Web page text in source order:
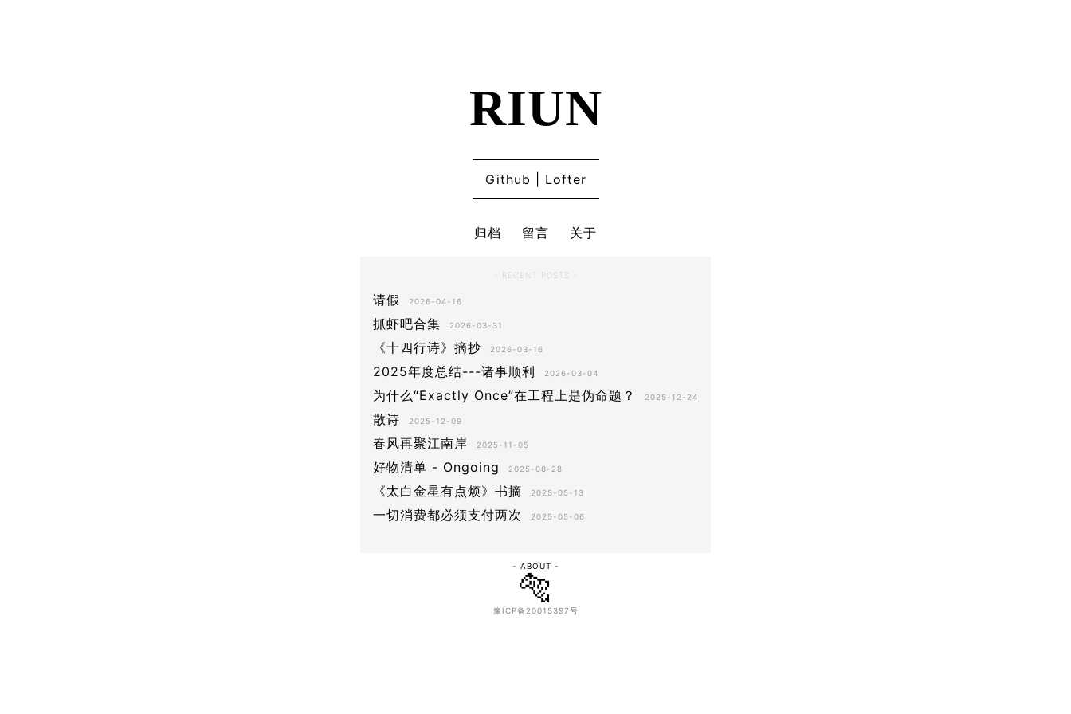
RIUN
Github Lofter
归档 留言 关于
- RECENT POSTS -
请假 2026-04-16
抓虾吧合集 2026-03-31
《十四行诗》摘抄 2026-03-16
2025年度总结---诸事顺利 2026-03-04
为什么“Exactly Once”在工程上是伪命题？ 2025-12-24
散诗 2025-12-09
春风再聚江南岸 2025-11-05
好物清单 - Ongoing 2025-08-28
《太白金星有点烦》书摘 2025-05-13
一切消费都必须支付两次 2025-05-06
- ABOUT -
🐅
豫ICP备20015397号